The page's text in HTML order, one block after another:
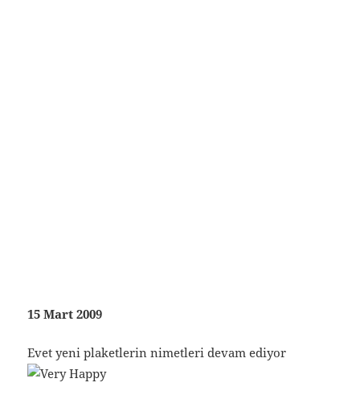
15 Mart 2009
Evet yeni plaketlerin nimetleri devam ediyor